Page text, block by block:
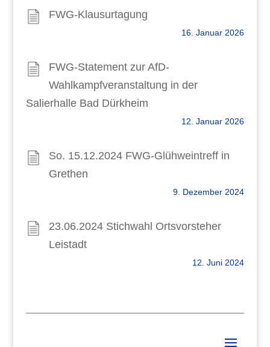
FWG-Klausurtagung
16. Januar 2026
FWG-Statement zur AfD-
Wahlkampfveranstaltung in der
Salierhalle Bad Dürkheim
12. Januar 2026
So. 15.12.2024 FWG-Glühweintreff in
Grethen
9. Dezember 2024
23.06.2024 Stichwahl Ortsvorsteher
Leistadt
12. Juni 2024